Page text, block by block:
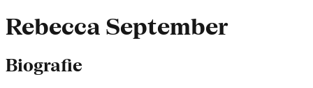
Rebecca September
Biografie